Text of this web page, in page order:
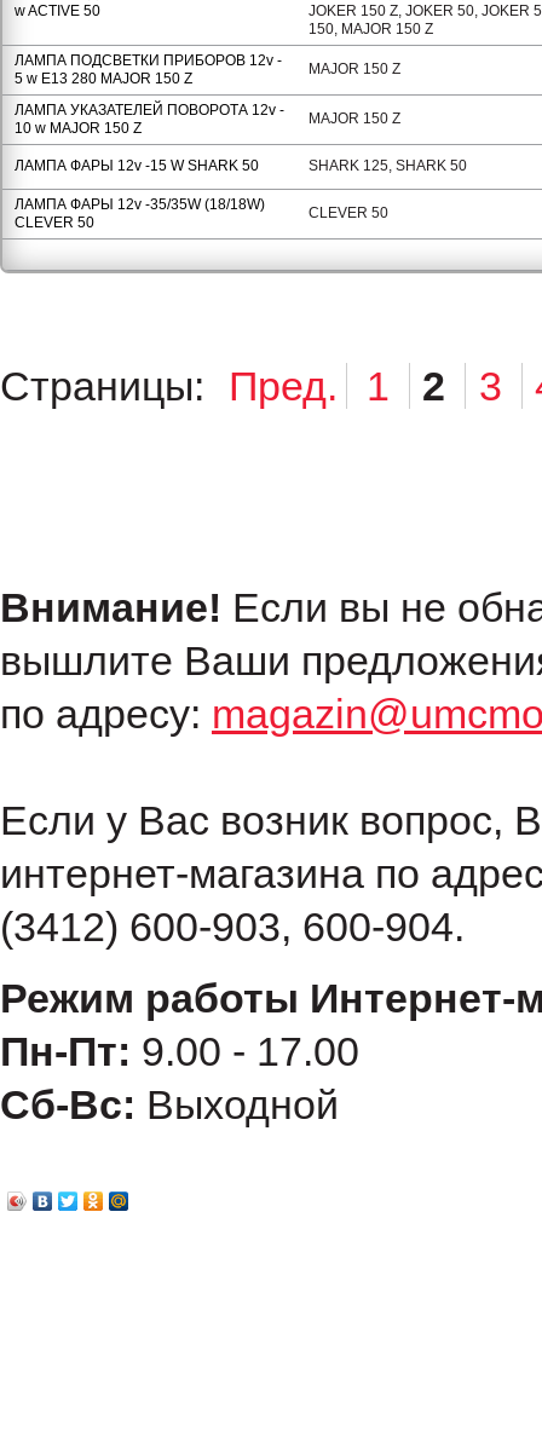
w ACTIVE 50
JOKER 150 Z, JOKER 50, JOKER
150, MAJOR 150 Z
ЛАМПА ПОДСВЕТКИ ПРИБОРОВ 12v -
5 w Е13 280 MAJOR 150 Z
MAJOR 150 Z
ЛАМПА УКАЗАТЕЛЕЙ ПОВОРОТА 12v -
10 w MAJOR 150 Z
MAJOR 150 Z
ЛАМПА ФАРЫ 12v -15 W SHARK 50 SHARK 125, SHARK 50
ЛАМПА ФАРЫ 12v -35/35W (18/18W)
CLEVER 50
CLEVER 50
Страницы: Пред. 1 2 3
Внимание! Если вы не
вышлите Ваши
по адресу:
Если у Вас возник вопрос,
интернет-магазина по
(3412) 600-903, 600-904.
Режим работы Интернет-
Пн-Пт: 9.00 - 17.00
Сб-Вс: Выходной